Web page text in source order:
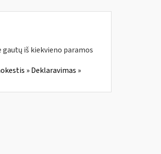
iš kiekvieno paramos
» Deklaravimas »